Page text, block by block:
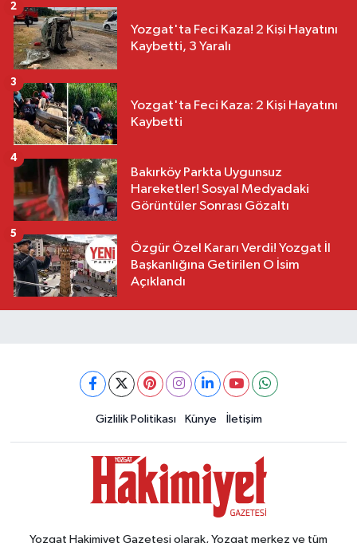
Yozgat'ta Feci Kaza! 2 Kişi Hayatını
Kaybetti, 3 Yaralı
2
Yozgat'ta Feci Kaza: 2 Kişi Hayatını
Kaybetti
3
Bakırköy Parkta Uygunsuz
Hareketler! Sosyal Medyadaki
Görüntüler Sonrası Gözaltı
4
Özgür Özel Kararı Verdi! Yozgat İl
Başkanlığına Getirilen O İsim
Açıklandı
5
Gizlilik Politikası Künye İletişim
Yozgat Hakimiyet Gazetesi olarak, Yozgat merkez ve tüm